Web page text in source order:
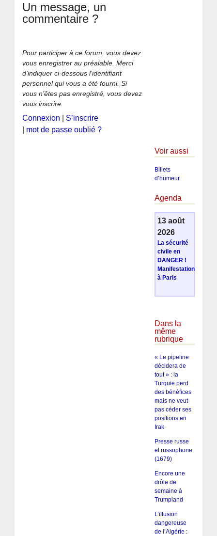
Un message, un
commentaire ?
Pour participer à ce forum, vous devez
vous enregistrer au préalable. Merci
d’indiquer ci-dessous l’identifiant
personnel qui vous a été fourni. Si
vous n’êtes pas enregistré, vous devez
vous inscrire.
Connexion
S’inscrire
mot de passe oublié ?
Voir aussi
Billets
d’humeur
Agenda
13 août
2026
La sécurité
civile en
DANGER !
Manifestation
à Paris
Dans la
même
rubrique
« Le pipeline
décidera de
tout » : la
Turquie perd
des bénéfices
mais ne veut
pas céder ses
positions en
Irak
Presse russe
et russophone
(1679)
Encore une
drôle de
semaine à
Trumpland
L’illusion
dangereuse
de l’Algérie :